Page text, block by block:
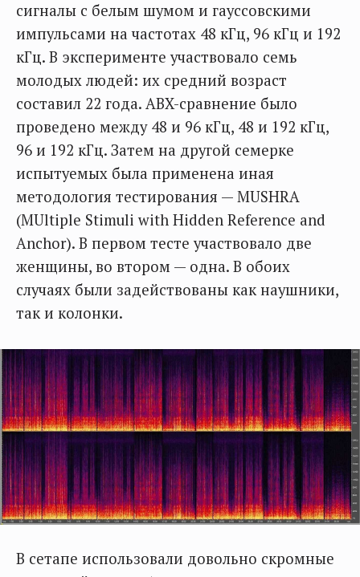
сигналы с белым шумом и гауссовскими
импульсами на частотах 48 кГц, 96 кГц и 192
кГц. В эксперименте участвовало семь
молодых людей: их средний возраст
составил 22 года. ABX-сравнение было
проведено между 48 и 96 кГц, 48 и 192 кГц,
96 и 192 кГц. Затем на другой семерке
испытуемых была применена иная
методология тестирования — MUSHRA
(MUltiple Stimuli with Hidden Reference and
Anchor). В первом тесте участвовало две
женщины, во втором — одна. В обоих
случаях были задействованы как наушники,
так и колонки.
В сетапе использовали довольно скромные